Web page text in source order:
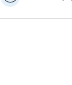
B) ti rimborseremo